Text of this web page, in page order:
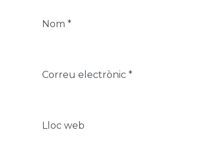
Nom *
Correu electrònic *
Lloc web